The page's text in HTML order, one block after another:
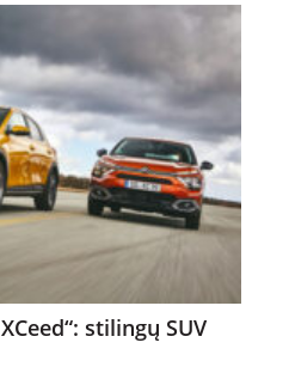
stilingų SUV